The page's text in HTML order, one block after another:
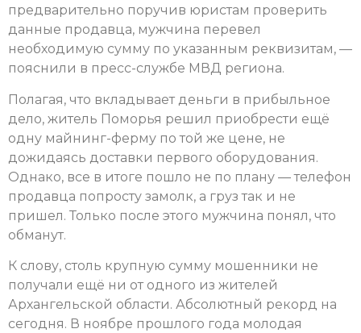
предварительно поручив юристам проверить
данные продавца, мужчина перевел
необходимую сумму по указанным реквизитам, —
пояснили в пресс-службе МВД региона.
Полагая, что вкладывает деньги в прибыльное
дело, житель Поморья решил приобрести ещё
одну майнинг-ферму по той же цене, не
дожидаясь доставки первого оборудования.
Однако, все в итоге пошло не по плану — телефон
продавца попросту замолк, а груз так и не
пришел. Только после этого мужчина понял, что
обманут.
К слову, столь крупную сумму мошенники не
получали ещё ни от одного из жителей
Архангельской области. Абсолютный рекорд на
сегодня. В ноябре прошлого года молодая